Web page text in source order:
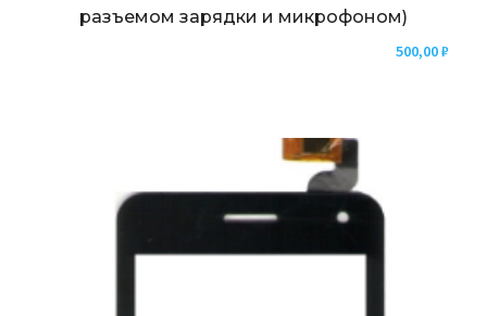
разъемом зарядки и микрофоном)
500,00₽